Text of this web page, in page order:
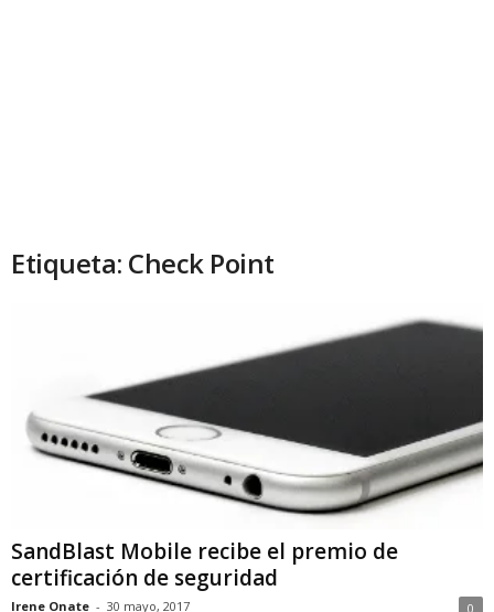
Etiqueta: Check Point
SandBlast Mobile recibe el premio de
certificación de seguridad
Irene Onate - 30 mayo, 2017 0